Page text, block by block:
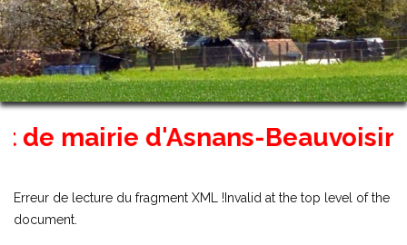
mairie d'Asnans-Beauvoisin
Erreur de lecture du fragment XML !Invalid at the top level of the
document.